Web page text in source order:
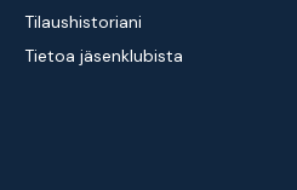
Tilaushistoriani
Tietoa jäsenklubista